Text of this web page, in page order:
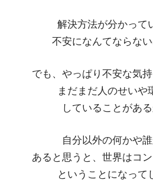
解決方法が分かって
不安になんてならない
でも、やっぱり不安な気持
まだまだ人のせいや
していることがある
自分以外の何かや
あると思うと、世界はコ
ということになって